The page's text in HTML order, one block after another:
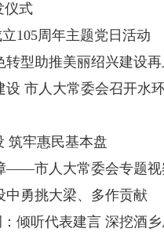
仪式
105周年主题党日活动
型助推美丽绍兴建设
市人大常委会召开水
筑牢惠民基本盘
——市人大常委会专题
中勇挑大梁、多作贡献
倾听代表建言 深挖酒